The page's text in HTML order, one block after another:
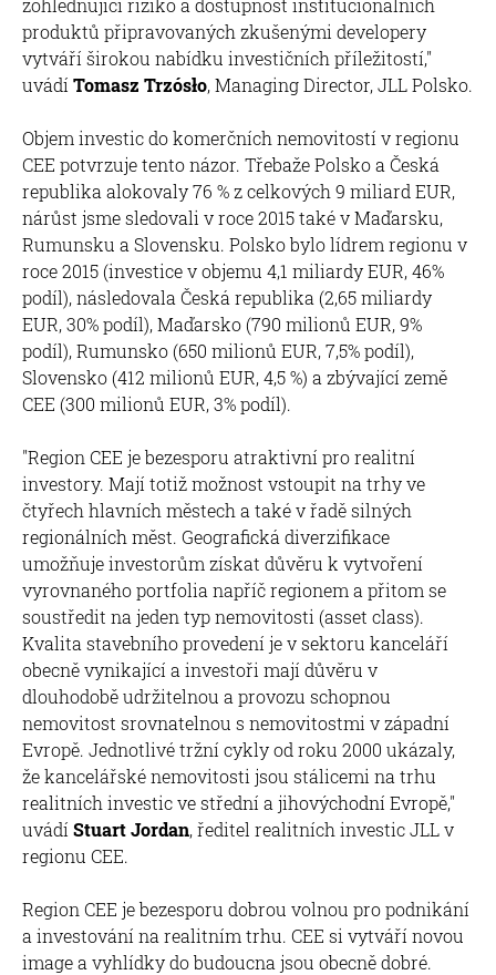
produktů připravovaných zkušenými developery
vytváří širokou nabídku investičních příležitostí,"
uvádí Tomasz Trzósło, Managing Director, JLL Polsko.
Objem investic do komerčních nemovitostí v regionu
CEE potvrzuje tento názor. Třebaže Polsko a Česká
republika alokovaly 76 % z celkových 9 miliard EUR,
nárůst jsme sledovali v roce 2015 také v Maďarsku,
Rumunsku a Slovensku. Polsko bylo lídrem regionu v
roce 2015 (investice v objemu 4,1 miliardy EUR, 46%
podíl), následovala Česká republika (2,65 miliardy
EUR, 30% podíl), Maďarsko (790 milionů EUR, 9%
podíl), Rumunsko (650 milionů EUR, 7,5% podíl),
Slovensko (412 milionů EUR, 4,5 %) a zbývající země
CEE (300 milionů EUR, 3% podíl).
"Region CEE je bezesporu atraktivní pro realitní
investory. Mají totiž možnost vstoupit na trhy ve
čtyřech hlavních městech a také v řadě silných
regionálních měst. Geografická diverzifikace
umožňuje investorům získat důvěru k vytvoření
vyrovnaného portfolia napříč regionem a přitom se
soustředit na jeden typ nemovitosti (asset class).
Kvalita stavebního provedení je v sektoru kanceláří
obecně vynikající a investoři mají důvěru v
dlouhodobě udržitelnou a provozu schopnou
nemovitost srovnatelnou s nemovitostmi v západní
Evropě. Jednotlivé tržní cykly od roku 2000 ukázaly,
že kancelářské nemovitosti jsou stálicemi na trhu
realitních investic ve střední a jihovýchodní Evropě,"
uvádí Stuart Jordan, ředitel realitních investic JLL v
regionu CEE.
Region CEE je bezesporu dobrou volnou pro podnikání
a investování na realitním trhu. CEE si vytváří novou
image a vyhlídky do budoucna jsou obecně dobré.